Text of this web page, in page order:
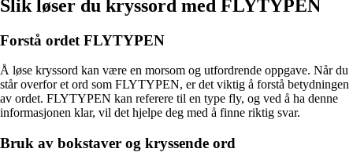
Slik løser du kryssord med FLYTYPEN
Forstå ordet FLYTYPEN
Å løse kryssord kan være en morsom og utfordrende oppgave. Når du
står overfor et ord som FLYTYPEN, er det viktig å forstå betydningen
av ordet. FLYTYPEN kan referere til en type fly, og ved å ha denne
informasjonen klar, vil det hjelpe deg med å finne riktig svar.
Bruk av bokstaver og kryssende ord